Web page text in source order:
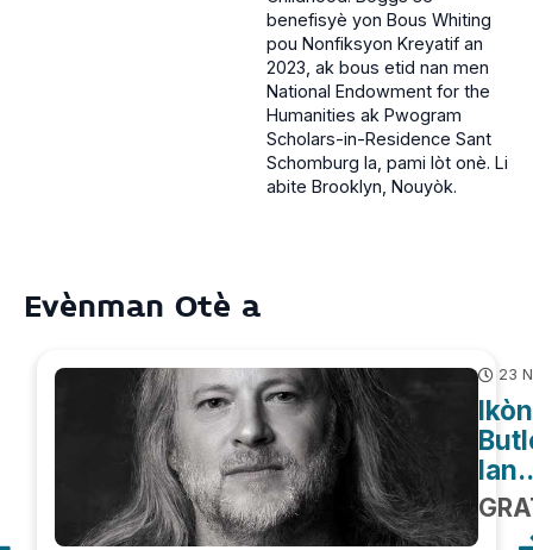
benefisyè yon Bous Whiting
pou Nonfiksyon Kreyatif an
2023, ak bous etid nan men
National Endowment for the
Humanities ak Pwogram
Scholars-in-Residence Sant
Schomburg la, pami lòt onè. Li
abite Brooklyn, Nouyòk.
Evènman Otè a
23